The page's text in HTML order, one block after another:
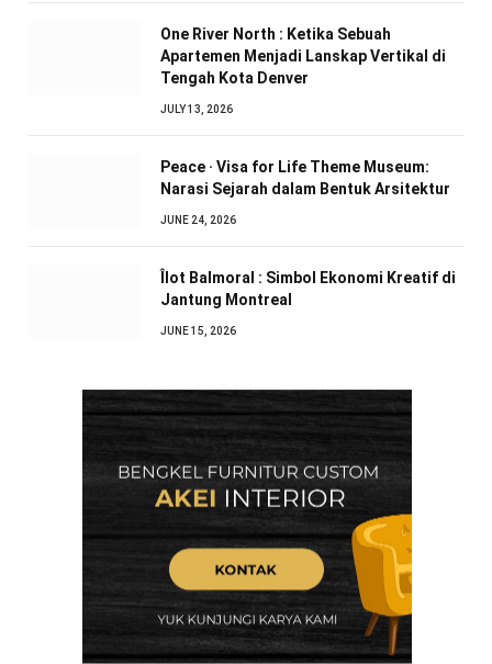
One River North : Ketika Sebuah
Apartemen Menjadi Lanskap Vertikal di
Tengah Kota Denver
JULY 13, 2026
Peace · Visa for Life Theme Museum:
Narasi Sejarah dalam Bentuk Arsitektur
JUNE 24, 2026
Îlot Balmoral : Simbol Ekonomi Kreatif di
Jantung Montreal
JUNE 15, 2026